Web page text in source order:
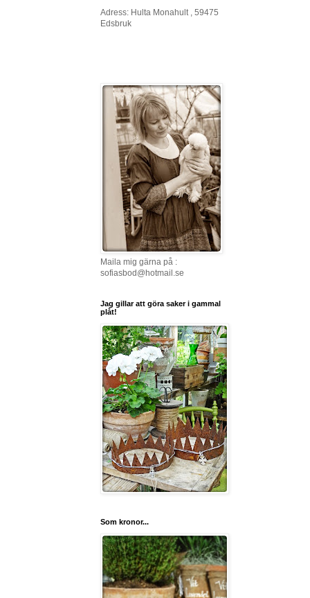
Adress: Hulta Monahult , 59475
Edsbruk
Maila mig gärna på :
sofiasbod@hotmail.se
Jag gillar att göra saker i gammal
plåt!
Som kronor...